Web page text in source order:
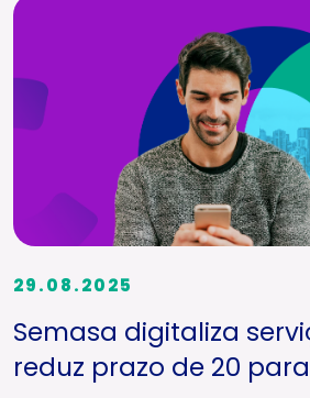
29.08.2025
Semasa digitaliza
reduz prazo de 20 para